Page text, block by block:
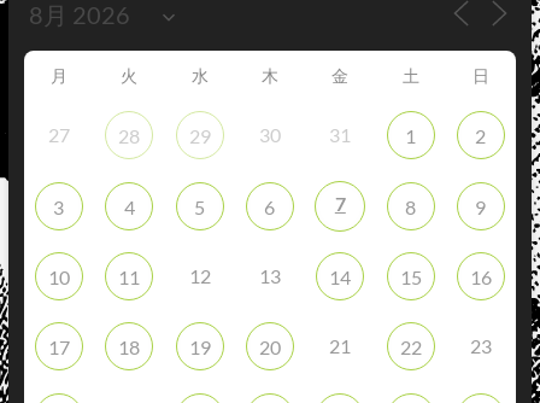
月 火 水 木 金 土 日
27 28 29 30 31 1 2
3 4 5 6 7 8 9
10 11 12 13 14 15 16
17 18 19 20 21 22 23